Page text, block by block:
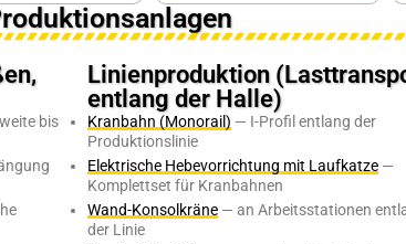
bis
Linienproduktion
entlang der Halle)
Kranbahn (Monorail) — I-Profil entlang der
Produktionslinie
Elektrische Hebevorrichtung mit Laufkatze—
Komplettset für Kranbahnen
Wand-Konsolkräne— an Arbeitsstationen
der Linie